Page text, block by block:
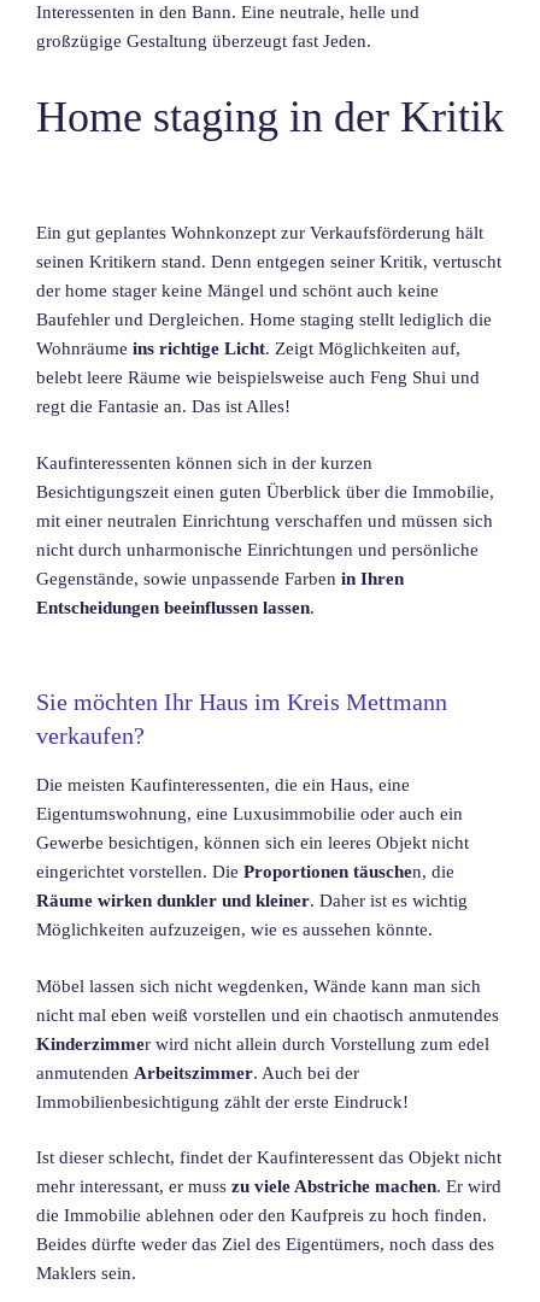
Interessenten in den Bann. Eine neutrale, helle und
großzügige Gestaltung überzeugt fast Jeden.
Home staging in der Kritik
Ein gut geplantes Wohnkonzept zur Verkaufsförderung hält
seinen Kritikern stand. Denn entgegen seiner Kritik, vertuscht
der home stager keine Mängel und schönt auch keine
Baufehler und Dergleichen. Home staging stellt lediglich die
Wohnräume ins richtige Licht. Zeigt Möglichkeiten auf,
belebt leere Räume wie beispielsweise auch Feng Shui und
regt die Fantasie an. Das ist Alles!
Kaufinteressenten können sich in der kurzen
Besichtigungszeit einen guten Überblick über die Immobilie,
mit einer neutralen Einrichtung verschaffen und müssen sich
nicht durch unharmonische Einrichtungen und persönliche
Gegenstände, sowie unpassende Farben in Ihren
Entscheidungen beeinflussen lassen.
Sie möchten Ihr Haus im Kreis Mettmann
verkaufen?
Die meisten Kaufinteressenten, die ein Haus, eine
Eigentumswohnung, eine Luxusimmobilie oder auch ein
Gewerbe besichtigen, können sich ein leeres Objekt nicht
eingerichtet vorstellen. Die Proportionen täuschen, die
Räume wirken dunkler und kleiner. Daher ist es wichtig
Möglichkeiten aufzuzeigen, wie es aussehen könnte.
Möbel lassen sich nicht wegdenken, Wände kann man sich
nicht mal eben weiß vorstellen und ein chaotisch anmutendes
Kinderzimmer wird nicht allein durch Vorstellung zum edel
anmutenden Arbeitszimmer. Auch bei der
Immobilienbesichtigung zählt der erste Eindruck!
Ist dieser schlecht, findet der Kaufinteressent das Objekt nicht
mehr interessant, er muss zu viele Abstriche machen. Er wird
die Immobilie ablehnen oder den Kaufpreis zu hoch finden.
Beides dürfte weder das Ziel des Eigentümers, noch dass des
Maklers sein.